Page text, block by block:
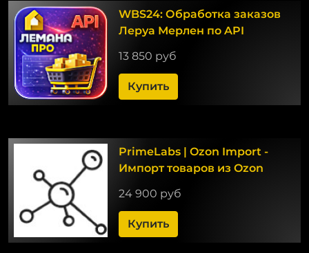
WBS24: Обработка заказов
Леруа Мерлен по API
13 850 руб
Купить
PrimeLabs | Ozon Import -
Импорт товаров из Ozon
24 900 руб
Купить